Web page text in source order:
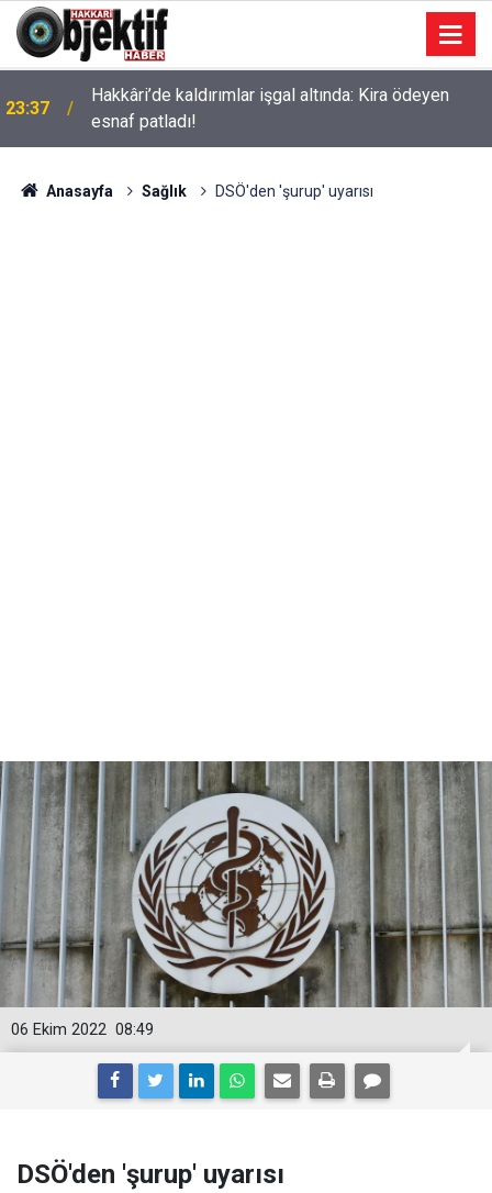
23:37
Hakkâri’de kaldırımlar işgal altında: Kira ödeyen
esnaf patladı!
Anasayfa Sağlık DSÖ'den 'şurup' uyarısı
08:49
06 Ekim 2022
DSÖ'den 'şurup' uyarısı